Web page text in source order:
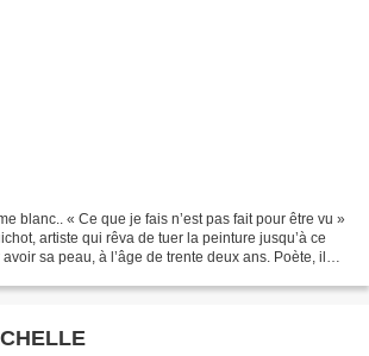
blanc.. « Ce que je fais n’est pas fait pour être vu »
artiste qui rêva de tuer la peinture jusqu’à ce
sa peau, à l’âge de trente deux ans. Poète, il